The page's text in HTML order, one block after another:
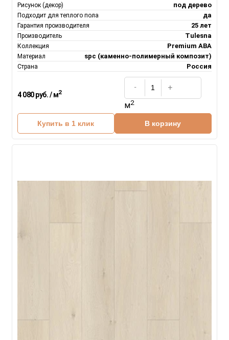
Рисунок (декор) под дерево
Подходит для теплого пола да
Гарантия производителя 25 лет
Производитель Tulesna
Коллекция Premium ABA
Материал spc (каменно-полимерный композит)
Страна Россия
4 080 руб. / м2
м2
Купить в 1 клик В корзину